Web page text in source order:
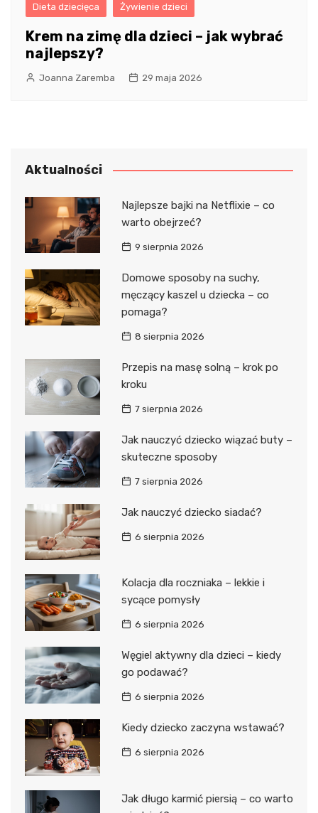
Dieta dziecięca Żywienie dzieci
Krem na zimę dla dzieci – jak wybrać
najlepszy?
Joanna Zaremba 29 maja 2026
Aktualności
Najlepsze bajki na Netflixie – co
warto obejrzeć?
9 sierpnia 2026
Domowe sposoby na suchy,
męczący kaszel u dziecka – co
pomaga?
8 sierpnia 2026
Przepis na masę solną – krok po
kroku
7 sierpnia 2026
Jak nauczyć dziecko wiązać buty –
skuteczne sposoby
7 sierpnia 2026
Jak nauczyć dziecko siadać?
6 sierpnia 2026
Kolacja dla roczniaka – lekkie i
sycące pomysły
6 sierpnia 2026
Węgiel aktywny dla dzieci – kiedy
go podawać?
6 sierpnia 2026
Kiedy dziecko zaczyna wstawać?
6 sierpnia 2026
Jak długo karmić piersią – co warto